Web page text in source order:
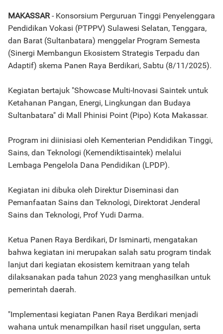
MAKASSAR- Konsorsium Perguruan Tinggi Penyelenggara
Pendidikan Vokasi (PTPPV) Sulawesi Selatan, Tenggara,
dan Barat (Sultanbatara) menggelar Program Semesta
(Sinergi Membangun Ekosistem Strategis Terpadu dan
Adaptif) skema Panen Raya Berdikari, Sabtu (8/11/2025).
Kegiatan bertajuk "Showcase Multi-Inovasi Saintek untuk
Ketahanan Pangan, Energi, Lingkungan dan Budaya
Sultanbatara" di Mall Phinisi Point (Pipo) Kota Makassar.
Program ini diinisiasi oleh Kementerian Pendidikan Tinggi,
Sains, dan Teknologi (Kemendiktisaintek) melalui
Lembaga Pengelola Dana Pendidikan (LPDP).
Kegiatan ini dibuka oleh Direktur Diseminasi dan
Pemanfaatan Sains dan Teknologi, Direktorat Jenderal
Sains dan Teknologi, Prof Yudi Darma.
Ketua Panen Raya Berdikari, Dr Isminarti, mengatakan
bahwa kegiatan ini merupakan salah satu program tindak
lanjut dari kegiatan ekosistem kemitraan yang telah
dilaksanakan pada tahun 2023 yang menghasilkan untuk
pemerintah daerah.
"Implementasi kegiatan Panen Raya Berdikari menjadi
wahana untuk menampilkan hasil riset unggulan, serta